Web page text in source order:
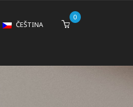
0
ČEŠTINA